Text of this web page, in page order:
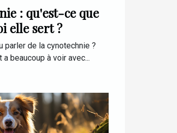
: qu'est-ce que
elle sert ?
parler de la cynotechnie ?
beaucoup à voir avec...